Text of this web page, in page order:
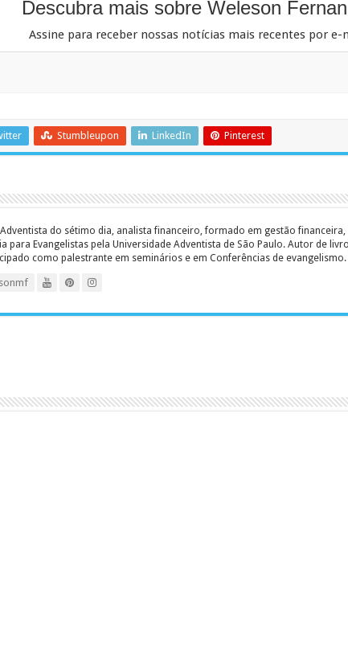
Descubra mais sobre Weleson
Assine para receber nossas notícias mais recentes por e-
Stumbleupon LinkedIn Pinterest
do sétimo dia, analista financeiro, formado em gestão
para Evangelistas pela Universidade Adventista de São Paulo. Autor de
como palestrante em seminários e em Conferências de